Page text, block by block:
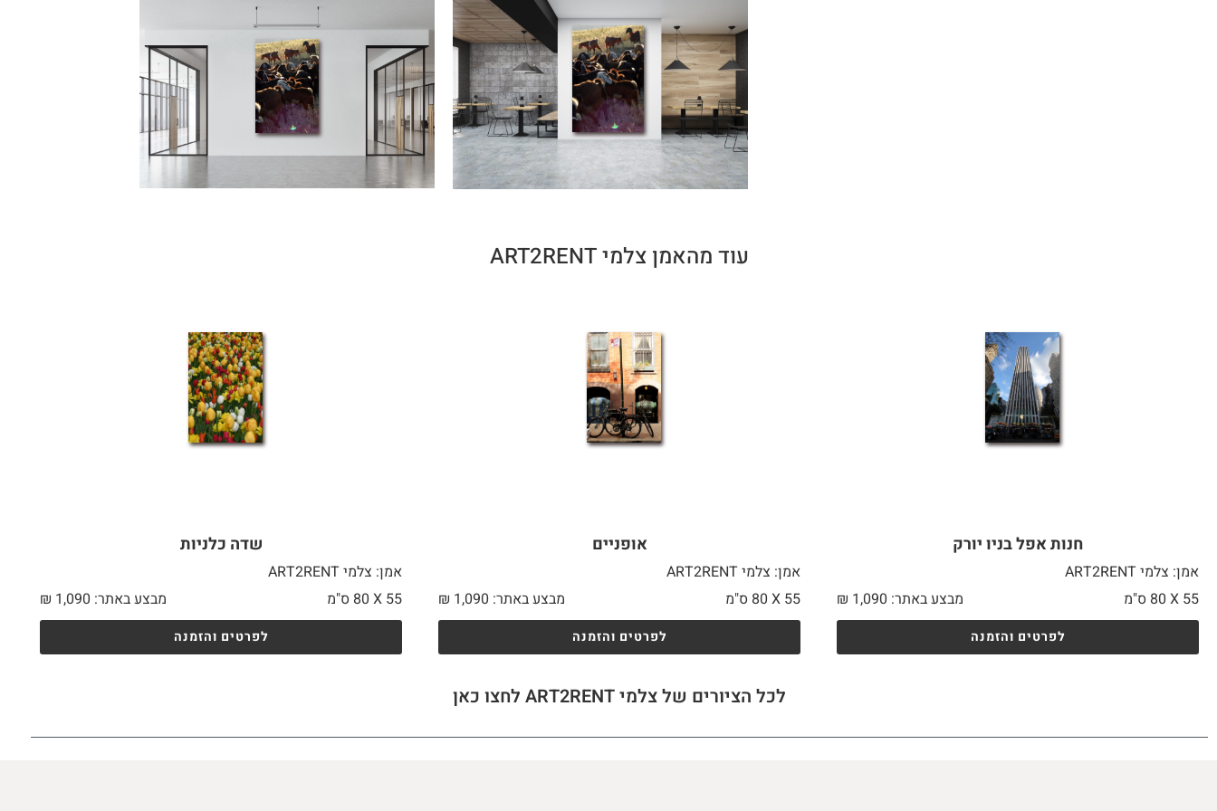
עוד מהאמן צלמי ART2RENT
חנות אפל בניו יורק
אמן: צלמי ART2RENT
55 X
מבצע באתר: ₪ 1,090
לפרטים והזמנה
אופניים
אמן: צלמי ART2RENT
55 X
מבצע באתר: ₪ 1,090
לפרטים והזמנה
שדה כלניות
אמן: צלמי ART2RENT
55 X
מבצע באתר: ₪ 1,090
לפרטים והזמנה
לכל הציורים של צלמי ART2RENT לחצו כאן